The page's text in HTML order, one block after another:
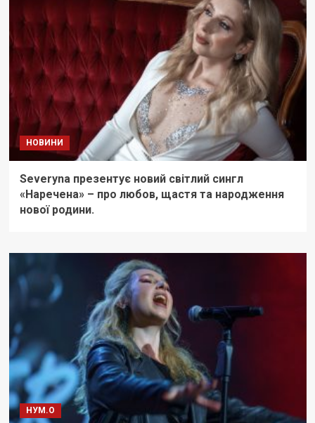
НОВИНИ
Severyna презентує новий світлий сингл
«Наречена» – про любов, щастя та народження
нової родини.
НУМ.О